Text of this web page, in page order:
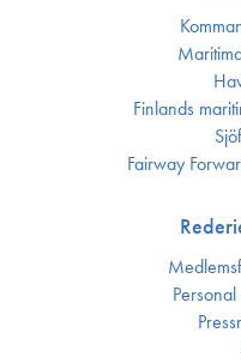
Finlands
Fairway